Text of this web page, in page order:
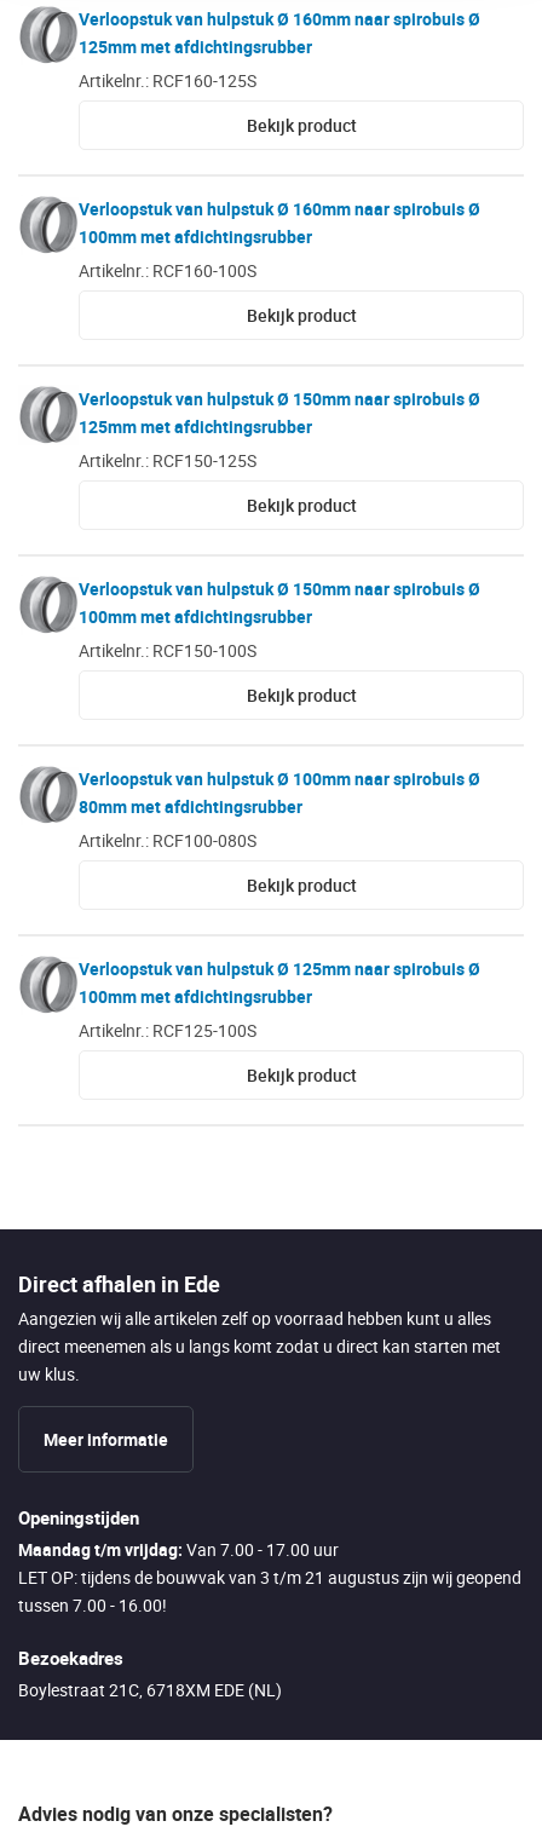
Verloopstuk van hulpstuk Ø 160mm naar spirobuis Ø
125mm met afdichtingsrubber
Artikelnr.: RCF160-125S
Bekijk product
Verloopstuk van hulpstuk Ø 160mm naar spirobuis Ø
100mm met afdichtingsrubber
Artikelnr.: RCF160-100S
Bekijk product
Verloopstuk van hulpstuk Ø 150mm naar spirobuis Ø
125mm met afdichtingsrubber
Artikelnr.: RCF150-125S
Bekijk product
Verloopstuk van hulpstuk Ø 150mm naar spirobuis Ø
100mm met afdichtingsrubber
Artikelnr.: RCF150-100S
Bekijk product
Verloopstuk van hulpstuk Ø 100mm naar spirobuis Ø
80mm met afdichtingsrubber
Artikelnr.: RCF100-080S
Bekijk product
Verloopstuk van hulpstuk Ø 125mm naar spirobuis Ø
100mm met afdichtingsrubber
Artikelnr.: RCF125-100S
Bekijk product
Direct afhalen in Ede
Aangezien wij alle artikelen zelf op voorraad hebben kunt u alles
direct meenemen als u langs komt zodat u direct kan starten met
uw klus.
Meer informatie
Openingstijden
Maandag t/m vrijdag: Van 7.00 - 17.00 uur
LET OP: tijdens de bouwvak van 3 t/m 21 augustus zijn wij geopend
tussen 7.00 - 16.00!
Bezoekadres
Boylestraat 21C, 6718XM EDE (NL)
Advies nodig van onze specialisten?